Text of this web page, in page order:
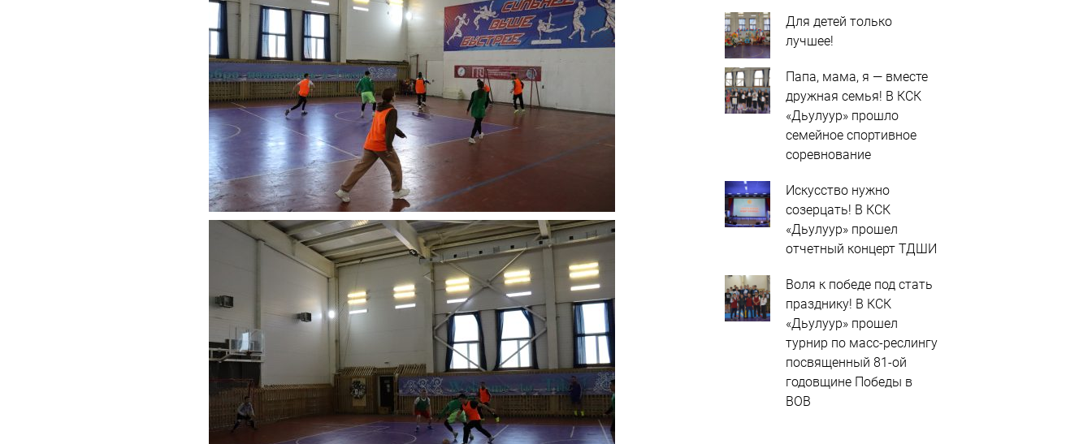
Для детей только
лучшее!
Папа, мама, я — вместе
дружная семья! В КСК
«Дьулуур» прошло
семейное спортивное
соревнование
Искусство нужно
созерцать! В КСК
«Дьулуур» прошел
отчетный концерт ТДШИ
Воля к победе под стать
празднику! В КСК
«Дьулуур» прошел
турнир по масс-реслингу
посвященный 81-ой
годовщине Победы в
ВОВ